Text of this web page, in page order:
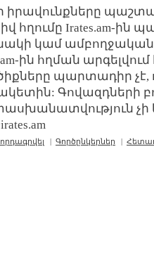
իրավունքները
հղումը Irates.am-ին
կամ ամբողջական
ին հղման
պարտադիր չէ,
Գովազդների
չի
| Գործընկերներ |